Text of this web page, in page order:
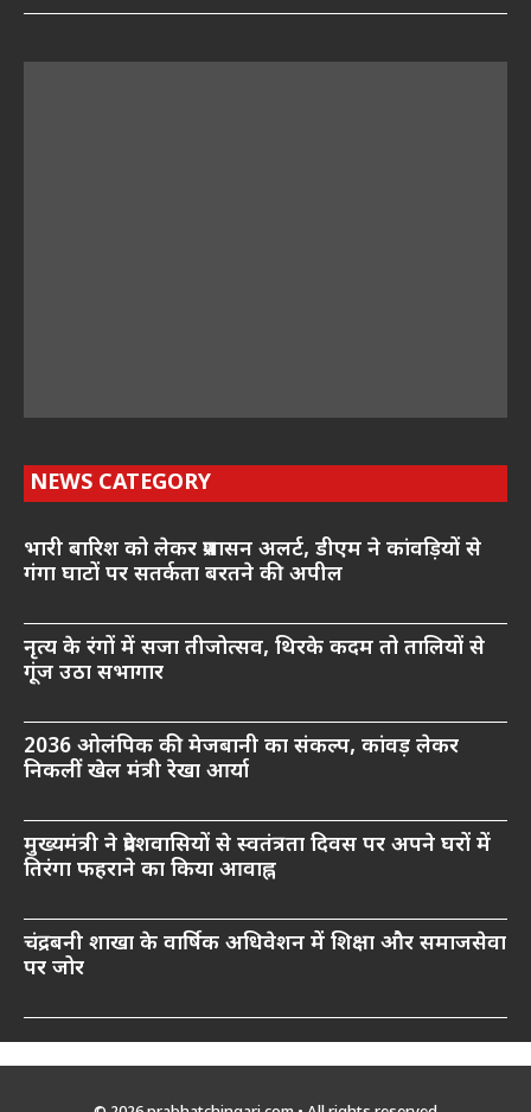
NEWS CATEGORY
भारी बारिश को लेकर प्रशासन अलर्ट, डीएम ने कांवड़ियों से
गंगा घाटों पर सतर्कता बरतने की अपील
नृत्य के रंगों में सजा तीजोत्सव, थिरके कदम तो तालियों से
गूंज उठा सभागार
2036 ओलंपिक की मेजबानी का संकल्प, कांवड़ लेकर
निकलीं खेल मंत्री रेखा आर्या
मुख्यमंत्री ने प्रदेशवासियों से स्वतंत्रता दिवस पर अपने घरों में
तिरंगा फहराने का किया आवाह्न
चंद्रबनी शाखा के वार्षिक अधिवेशन में शिक्षा और समाजसेवा
पर जोर